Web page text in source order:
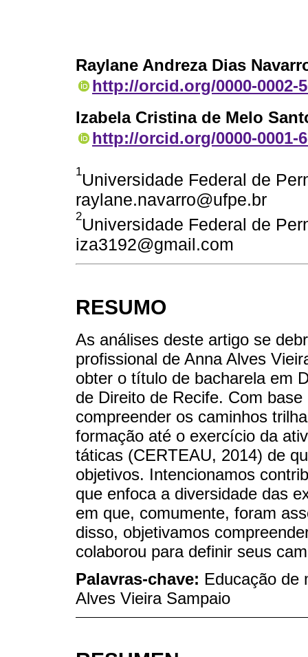
Raylane Andreza Dias
http://orcid.org/0000-0002-
Izabela Cristina de Melo
http://orcid.org/0000-0001-
1Universidade Federal de
raylane.navarro@ufpe.br
2Universidade Federal de
iza3192@gmail.com
RESUMO
As análises deste artigo se
profissional de Anna Alves
obter o título de bacharela em
de Direito de Recife. Com
compreender os caminhos
formação até o exercício da
táticas (CERTEAU, 2014) de
objetivos. Intencionamos
que enfoca a diversidade das
em que, comumente, foram
disso, objetivamos
colaborou para definir seus
Palavras-chave: Educação de
Alves Vieira Sampaio